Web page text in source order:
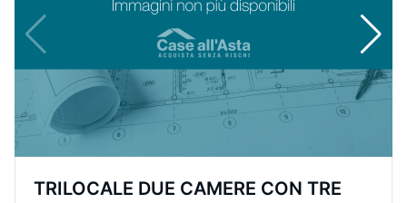
TRILOCALE DUE CAMERE CON TRE